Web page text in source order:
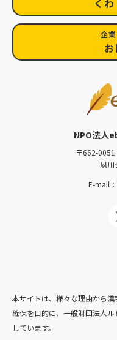
く
企
NPO法人
〒662-
夙川
E-mail
本サイトは、様々な理由から
確保を目的に、一般財団法人
しています。